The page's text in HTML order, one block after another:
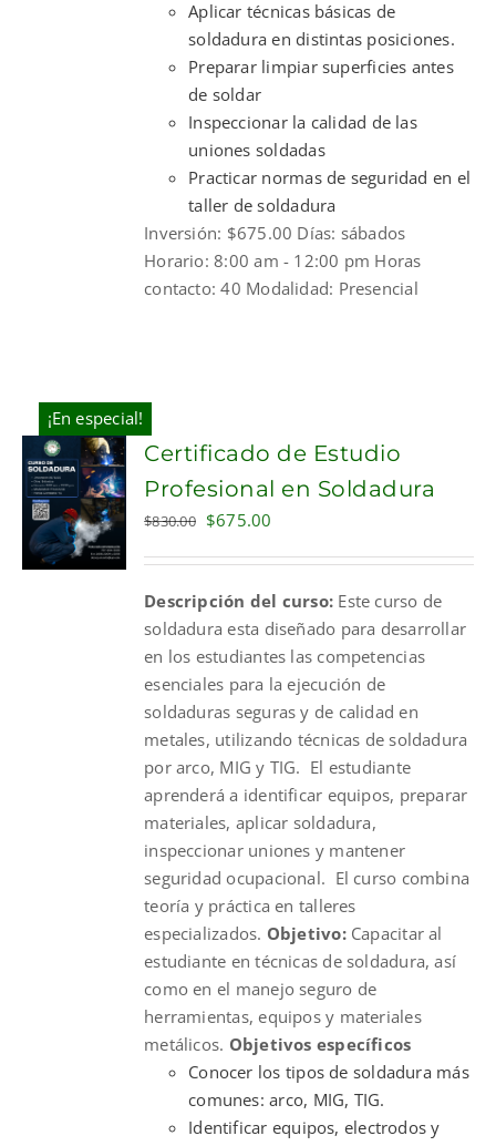
Aplicar técnicas básicas de
soldadura en distintas posiciones.
Preparar limpiar superficies antes
de soldar
Inspeccionar la calidad de las
uniones soldadas
Practicar normas de seguridad en el
taller de soldadura
Inversión: $675.00 Días: sábados
Horario: 8:00 am - 12:00 pm Horas
contacto: 40 Modalidad: Presencial
¡En especial!
ADD TO
CART
Certificado de Estudio
Profesional en Soldadura
$830.00 Original
$830.00.
$675.00
$675.00.
Descripción del curso: Este curso de
soldadura esta diseñado para desarrollar
en los estudiantes las competencias
esenciales para la ejecución de
soldaduras seguras y de calidad en
metales, utilizando técnicas de soldadura
por arco, MIG y TIG. El estudiante
aprenderá a identificar equipos, preparar
materiales, aplicar soldadura,
inspeccionar uniones y mantener
seguridad ocupacional. El curso combina
teoría y práctica en talleres
especializados. Objetivo:Capacitar al
estudiante en técnicas de soldadura, así
como en el manejo seguro de
herramientas, equipos y materiales
metálicos. Objetivos específicos
Conocer los tipos de soldadura más
comunes: arco, MIG, TIG.
Identificar equipos, electrodos y